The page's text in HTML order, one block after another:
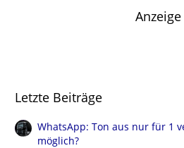
Anzeige
Letzte Beiträge
WhatsApp: Ton aus nur für 1
möglich?